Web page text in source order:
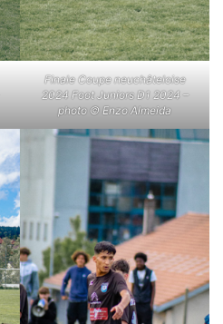
Finale Coupe neuchâteloise
2024 Foot Juniors D1 2024 –
photo © Enzo Almeida